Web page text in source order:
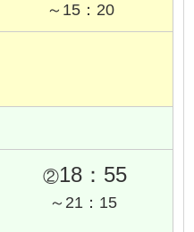
～15：20
②18：55
～21：15